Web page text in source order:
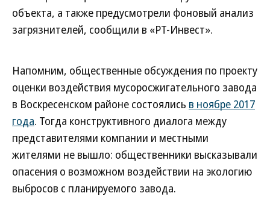
объекта, а также предусмотрели фоновый анализ
загрязнителей, сообщили в «РТ-Инвест».
Напомним, общественные обсуждения по проекту
оценки воздействия мусоросжигательного завода
в Воскресенском районе состоялись в ноябре 2017
года. Тогда конструктивного диалога между
представителями компании и местными
жителями не вышло: общественники высказывали
опасения о возможном воздействии на экологию
выбросов с планируемого завода.